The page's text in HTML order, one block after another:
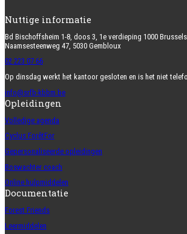
Nuttige informatie
Bd Bischoffsheim 1-8, doos 3, 1e verdieping 1000 Brussels
Naamsesteenweg 47, 5030 Gembloux
02 223 07 66
Op dinsdag werkt het kantoor gesloten en is het niet
info@srfb-kbbm.be
Opleidingen
Volledige agenda
Cyclus ForêtFor
Gepersonaliseerde opleidingen
Boswachter coach
Online hulpmiddelen
Documentatie
Forest Friends
Leermiddelen